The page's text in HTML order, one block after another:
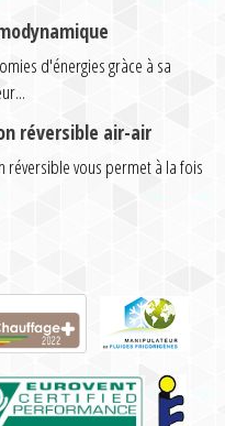
d'énergies gràce à sa
réversible air-air
réversible vous permet à la fois